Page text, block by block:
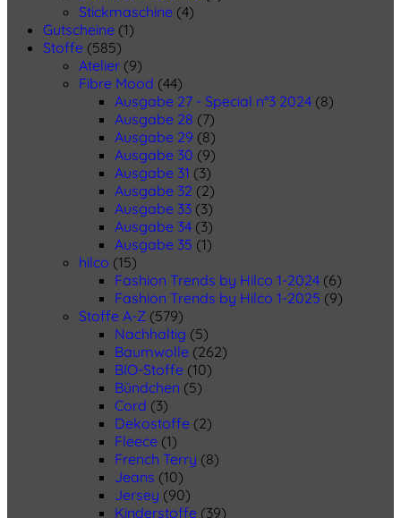
Stickmaschine (4)
Gutscheine (1)
Stoffe (585)
Atelier (9)
Fibre Mood (44)
Ausgabe 27 - Special n°3 2024 (8)
Ausgabe 28 (7)
Ausgabe 29 (8)
Ausgabe 30 (9)
Ausgabe 31 (3)
Ausgabe 32 (2)
Ausgabe 33 (3)
Ausgabe 34 (3)
Ausgabe 35 (1)
hilco (15)
Fashion Trends by Hilco 1-2024 (6)
Fashion Trends by Hilco 1-2025 (9)
Stoffe A-Z (579)
Nachhaltig (5)
Baumwolle (262)
BIO-Stoffe (10)
Bündchen (5)
Cord (3)
Dekostoffe (2)
Fleece (1)
French Terry (8)
Jeans (10)
Jersey (90)
Kinderstoffe (39)